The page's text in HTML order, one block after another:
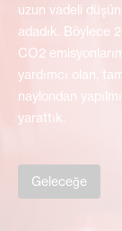
uzun vadeli
adadık. Böylece
CO2
yardımcı olan,
naylondan
yarattık.
Geleceğe